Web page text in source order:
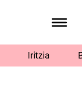
Iritzia